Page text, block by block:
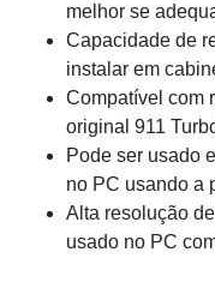
melhor se
Capacidade de
instalar em
Compatível com
original 911
Pode ser usado
no PC usando a
Alta resolução
usado no PC